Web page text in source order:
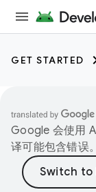
GET STARTED
Google 会使用
译可能包含错误。